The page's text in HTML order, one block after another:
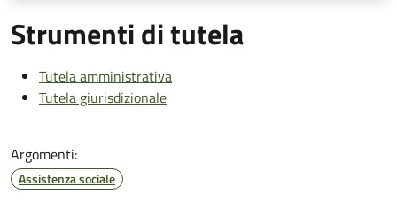
Strumenti di tutela
Tutela amministrativa
Tutela giurisdizionale
Argomenti:
Assistenza sociale